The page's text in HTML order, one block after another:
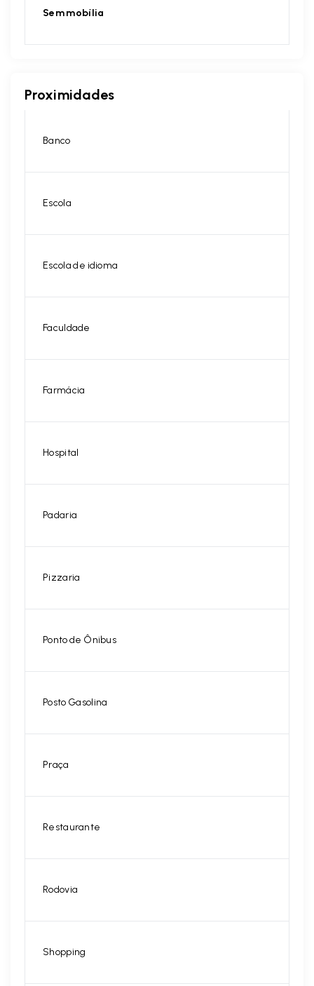
Sem mobília
Proximidades
Banco
Escola
Escola de idioma
Faculdade
Farmácia
Hospital
Padaria
Pizzaria
Ponto de Ônibus
Posto Gasolina
Praça
Restaurante
Rodovia
Shopping